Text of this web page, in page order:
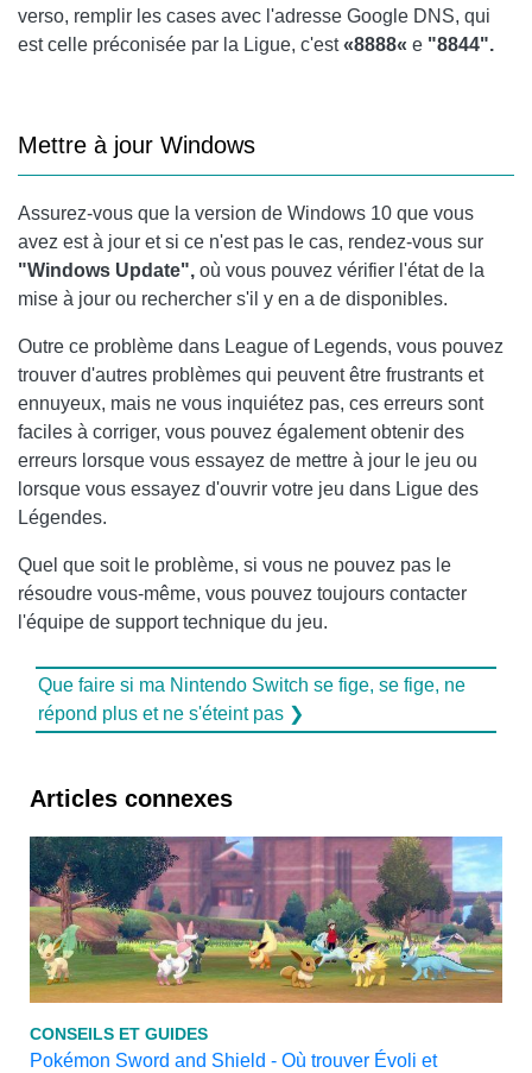
verso, remplir les cases avec l'adresse Google DNS, qui
est celle préconisée par la Ligue, c'est«8888« e "8844".
Mettre à jour Windows
Assurez-vous que la version de Windows 10 que vous
avez est à jour et si ce n'est pas le cas, rendez-vous sur
"Windows Update", où vous pouvez vérifier l'état de la
mise à jour ou rechercher s'il y en a de disponibles.
Outre ce problème dans League of Legends, vous pouvez
trouver d'autres problèmes qui peuvent être frustrants et
ennuyeux, mais ne vous inquiétez pas, ces erreurs sont
faciles à corriger, vous pouvez également obtenir des
erreurs lorsque vous essayez de mettre à jour le jeu ou
lorsque vous essayez d'ouvrir votre jeu dans Ligue des
Légendes.
Quel que soit le problème, si vous ne pouvez pas le
résoudre vous-même, vous pouvez toujours contacter
l'équipe de support technique du jeu.
Que faire si ma Nintendo Switch se fige, se fige, ne
répond plus et ne s'éteint pas ❯
Articles connexes
CONSEILS ET GUIDES
Pokémon Sword and Shield - Où trouver Évoli et